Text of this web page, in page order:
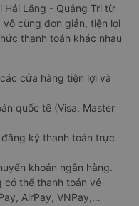
Hải Lăng - Quảng Trị từ
cùng đơn giản, tiện lợi
thanh toán khác nhau
cửa hàng tiện lợi và
quốc tế (Visa, Master
ký thanh toán trực
khoản ngân hàng.
có thể thanh toán vé
AirPay, VNPay,…